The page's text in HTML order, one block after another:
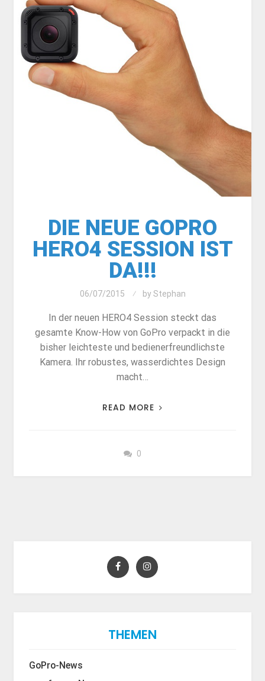
DIE NEUE GOPRO
HERO4 SESSION IST
DA!!!
06/07/2015 by Stephan
In der neuen HERO4 Session steckt das
gesamte Know-How von GoPro verpackt in die
bisher leichteste und bedienerfreundlichste
Kamera. Ihr robustes, wasserdichtes Design
macht…
READ MORE
0
THEMEN
GoPro-News